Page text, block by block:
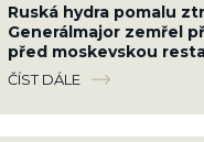
Ruská hydra pomalu
Generálmajor zemřel
před moskevskou
když slavil narozeniny
vzdušných sil
ČÍST DÁLE